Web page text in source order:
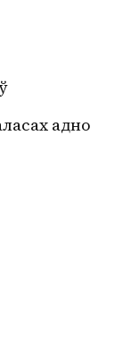
адно